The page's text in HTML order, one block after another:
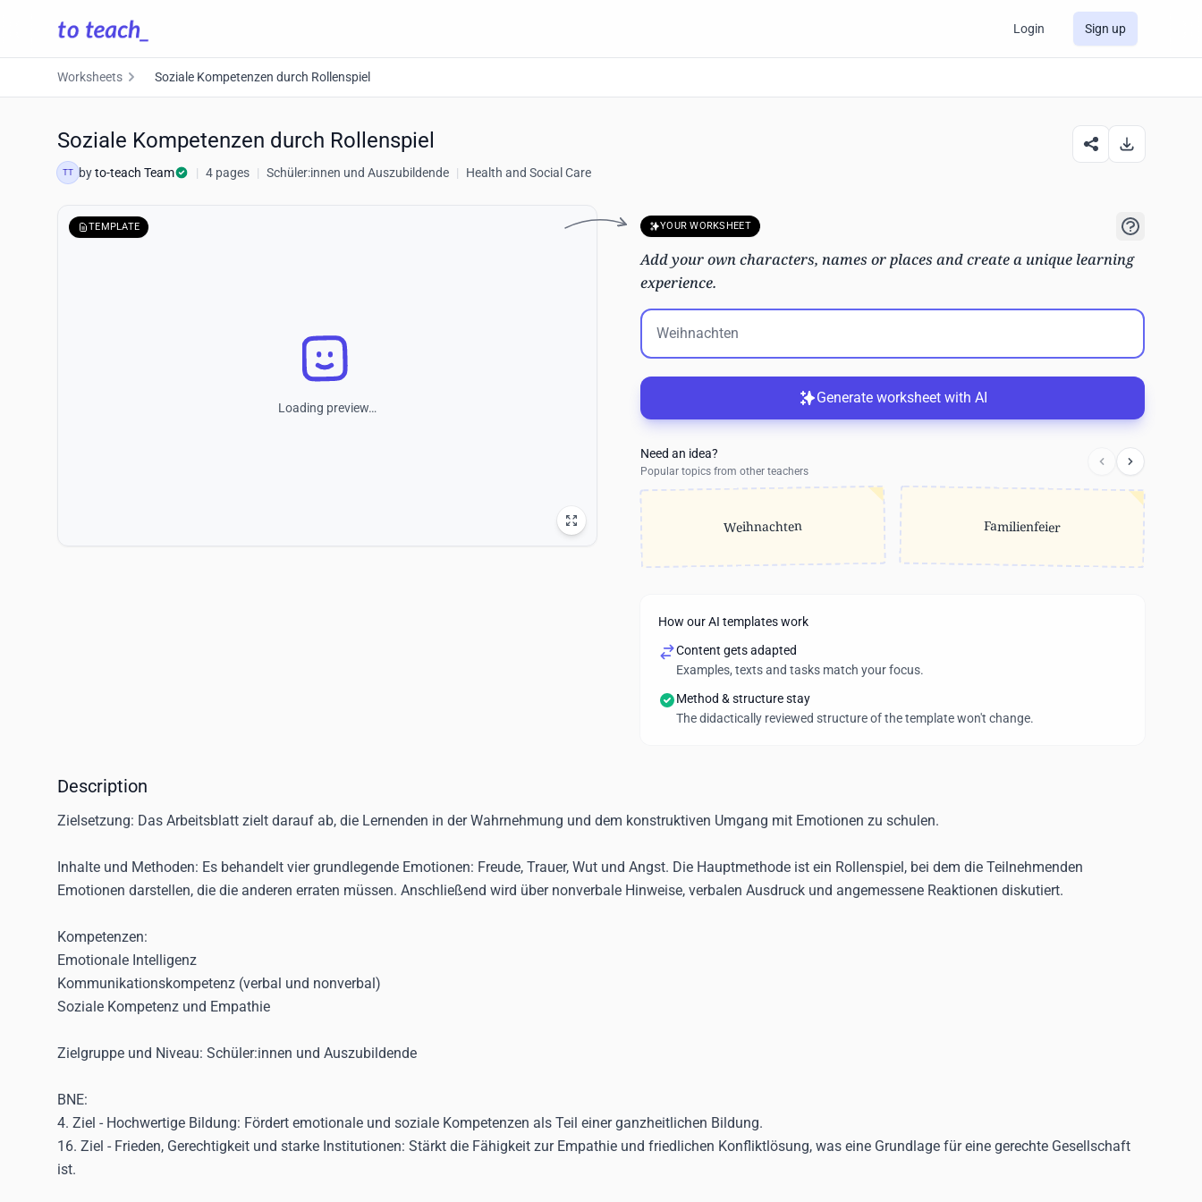
Login Sign up
Worksheets Soziale Kompetenzen durch Rollenspiel
Soziale Kompetenzen durch Rollenspiel
TT byto-teach Team | 4 pages | Schüler:innen und Auszubildende | Health and Social Care
TEMPLATE
Loading preview…
YOUR WORKSHEET
Add your own characters, names or places and create a unique learning
experience.
Generate worksheet with AI
Need an idea?
Popular topics from other teachers
Weihnachten Familienfeier
How our AI templates work
Content gets adapted
Examples, texts and tasks match your focus.
Method & structure stay
The didactically reviewed structure of the template won't change.
Description
Zielsetzung: Das Arbeitsblatt zielt darauf ab, die Lernenden in der Wahrnehmung und dem konstruktiven Umgang mit Emotionen zu schulen.
Inhalte und Methoden: Es behandelt vier grundlegende Emotionen: Freude, Trauer, Wut und Angst. Die Hauptmethode ist ein Rollenspiel, bei dem die Teilnehmenden
Emotionen darstellen, die die anderen erraten müssen. Anschließend wird über nonverbale Hinweise, verbalen Ausdruck und angemessene Reaktionen diskutiert.
Kompetenzen:
Emotionale Intelligenz
Kommunikationskompetenz (verbal und nonverbal)
Soziale Kompetenz und Empathie
Zielgruppe und Niveau: Schüler:innen und Auszubildende
BNE:
4. Ziel - Hochwertige Bildung: Fördert emotionale und soziale Kompetenzen als Teil einer ganzheitlichen Bildung.
16. Ziel - Frieden, Gerechtigkeit und starke Institutionen: Stärkt die Fähigkeit zur Empathie und friedlichen Konfliktlösung, was eine Grundlage für eine gerechte Gesellschaft
ist.